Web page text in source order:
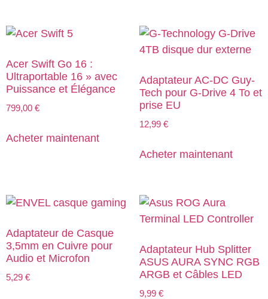
Acer Swift Go 16 :
Ultraportable 16 » avec
Puissance et Élégance
799,00 €
Acheter maintenant
Adaptateur AC-DC Guy-
Tech pour G-Drive 4 To et
prise EU
12,99 €
Acheter maintenant
Adaptateur de Casque
3,5mm en Cuivre pour
Audio et Microfon
5,29 €
Adaptateur Hub Splitter
ASUS AURA SYNC RGB
ARGB et Câbles LED
9,99 €